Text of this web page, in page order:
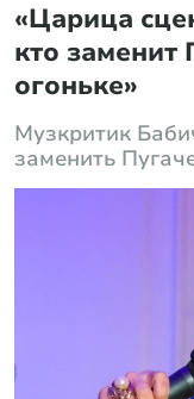
«Царица
кто заменит
огоньке»
Музкритик
заменить